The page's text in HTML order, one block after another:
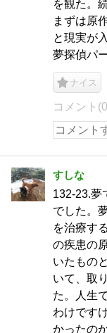
を観た。
まずは原
と現実が
夢探偵パ
ナイス
コメント
すしな
132-23.夢
でした。
を治療す
の疾患の
いたもの
いて、取
た。人生
わけです
かったの